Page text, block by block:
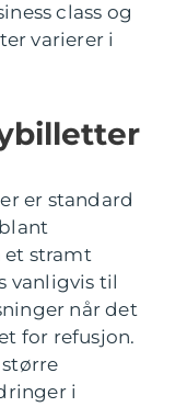
class og
varierer i
er standard
et stramt
vanligvis til
når det
for refusjon.
i